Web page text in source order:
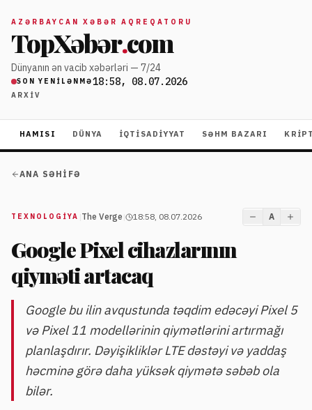
AZƏRBAYCAN XƏBƏR AQREQATORU
TopXəbər.com
Dünyanın ən vacib xəbərləri — 7/24
SON YENILƏNMƏ18:58, 08.07.2026
ARXIV
HAMISI DÜNYA İQTISADIYYAT SƏHM BAZARI
ANA SƏHIFƏ
TEXNOLOGIYA The Verge 18:58, 08.07.2026 A
Google Pixel cihazlarının
qiyməti artacaq
Google bu ilin avqustunda təqdim edəcəyi Pixel 5
və Pixel 11 modellərinin qiymətlərini artırmağı
planlaşdırır. Dəyişikliklər LTE dəstəyi və yaddaş
həcminə görə daha yüksək qiymətə səbəb ola
bilər.